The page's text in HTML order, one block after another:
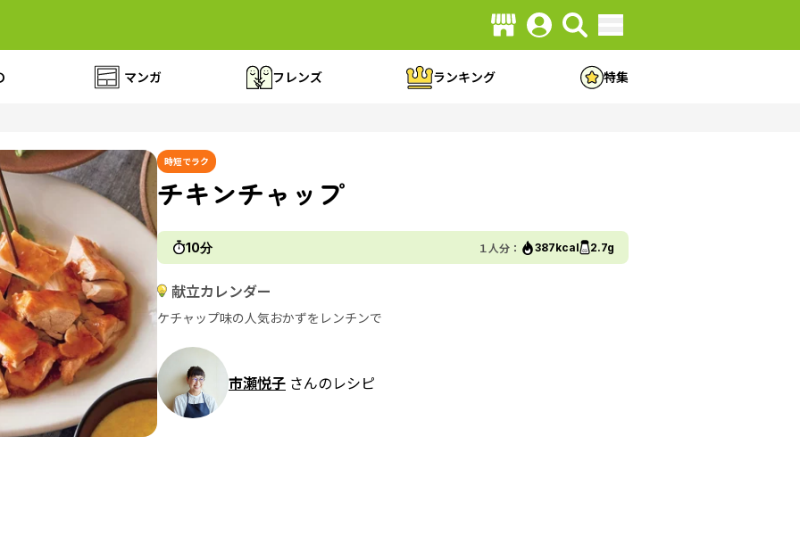
マンガ フレンズ ランキング 特集
時短でラク
チキンチャップ
10分 １人分： 387kcal 2.7g
献立カレンダー
ケチャップ味の人気おかずをレンチンで
市瀬悦子 さんのレシピ